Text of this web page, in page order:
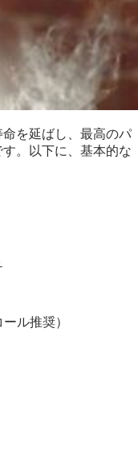
を延ばし、最高のパ
。以下に、基本的な
ル推奨）